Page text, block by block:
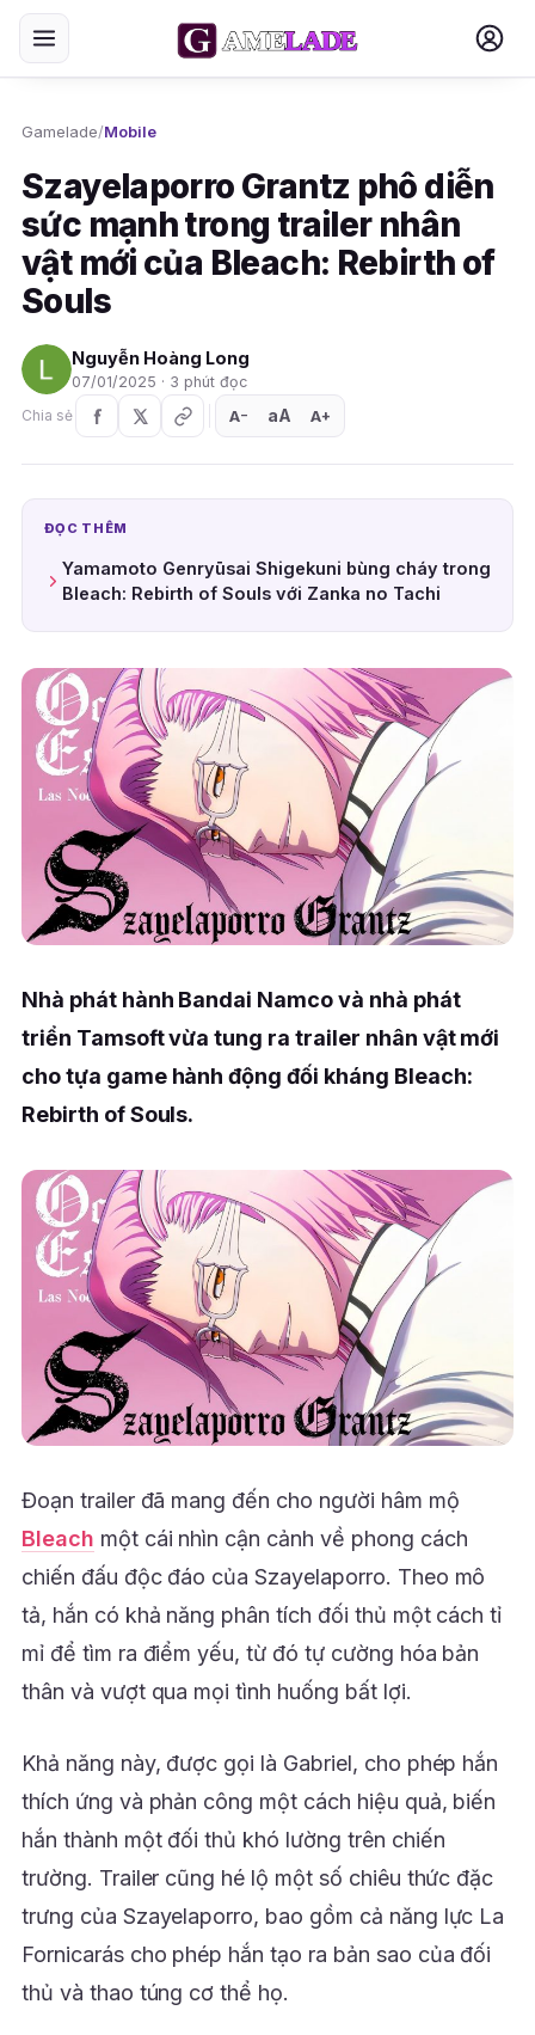
Gamelade/Mobile
Szayelaporro Grantz phô diễn
sức mạnh trong trailer nhân
vật mới của Bleach: Rebirth of
Souls
Nguyễn Hoàng Long
07/01/2025 · 3 phút đọc
Chia sẻ
A− aA A+
ĐỌC THÊM
Yamamoto Genryūsai Shigekuni bùng cháy trong
Bleach: Rebirth of Souls với Zanka no Tachi
Nhà phát hành Bandai Namco và nhà phát
triển Tamsoft vừa tung ra trailer nhân vật mới
cho tựa game hành động đối kháng Bleach:
Rebirth of Souls.
Đoạn trailer đã mang đến cho người hâm mộ
Bleach một cái nhìn cận cảnh về phong cách
chiến đấu độc đáo của Szayelaporro. Theo mô
tả, hắn có khả năng phân tích đối thủ một cách tỉ
mỉ để tìm ra điểm yếu, từ đó tự cường hóa bản
thân và vượt qua mọi tình huống bất lợi.
Khả năng này, được gọi là Gabriel, cho phép hắn
thích ứng và phản công một cách hiệu quả, biến
hắn thành một đối thủ khó lường trên chiến
trường. Trailer cũng hé lộ một số chiêu thức đặc
trưng của Szayelaporro, bao gồm cả năng lực La
Fornicarás cho phép hắn tạo ra bản sao của đối
thủ và thao túng cơ thể họ.